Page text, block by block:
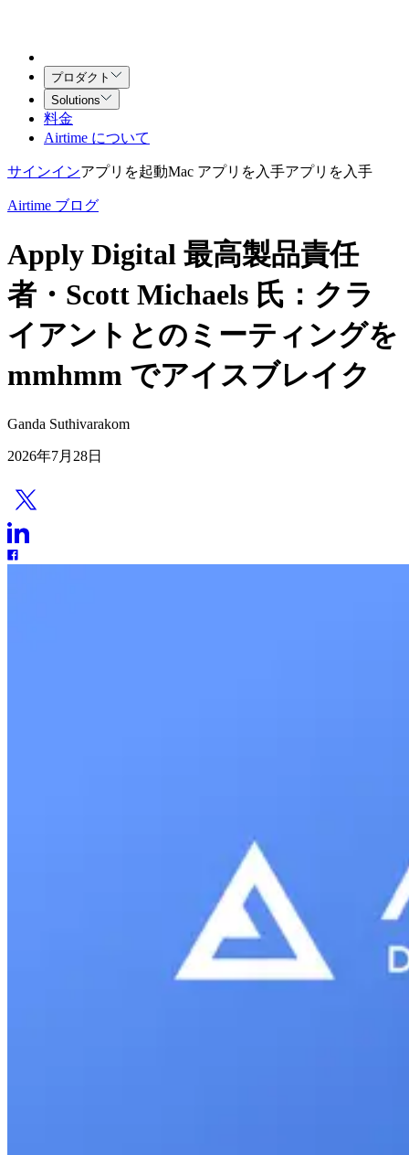
プロダクト
Solutions
料金
Airtime について
サインインアプリを起動Mac アプリを入手アプリを入手
Airtime ブログ
Apply Digital 最高製品責任
者・Scott Michaels 氏：クラ
イアントとのミーティングを
mmhmm でアイスブレイク
Ganda Suthivarakom
2026年7月28日